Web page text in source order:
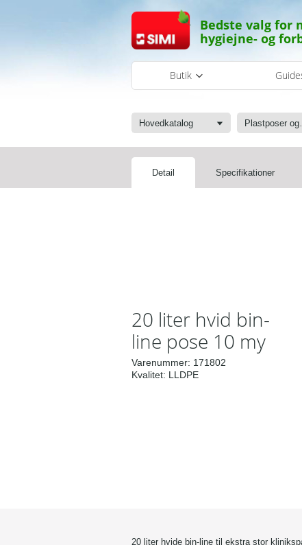
Bedste valg for
hygiejne- og
Butik
Hovedkatalog
Detail Specifikationer
20 liter hvid bin-
line pose 10 my
Varenummer: 171802
Kvalitet: LLDPE
20 liter hvide bin-line til ekstra stor